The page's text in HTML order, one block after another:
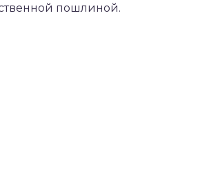
пошлиной.